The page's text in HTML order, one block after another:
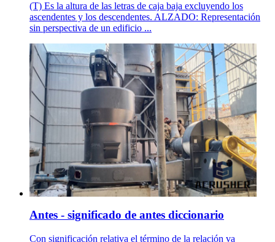
(T) Es la altura de las letras de caja baja excluyendo los
ascendentes y los descendentes. ALZADO: Representación
sin perspectiva de un edificio ...
Antes - significado de antes diccionario
Con significación relativa el término de la relación va